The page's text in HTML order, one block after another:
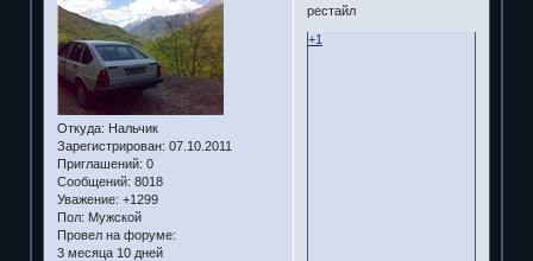
Откуда: Нальчик
Зарегистрирован: 07.10.2011
Приглашений: 0
Сообщений: 8018
Уважение: +1299
Пол: Мужской
Провел на форуме:
3 месяца 10 дней
рестайл
+1